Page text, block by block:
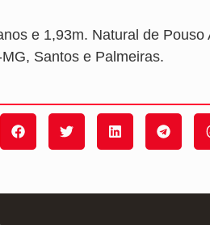
e 1,93m. Natural de
Santos e Palmeiras.